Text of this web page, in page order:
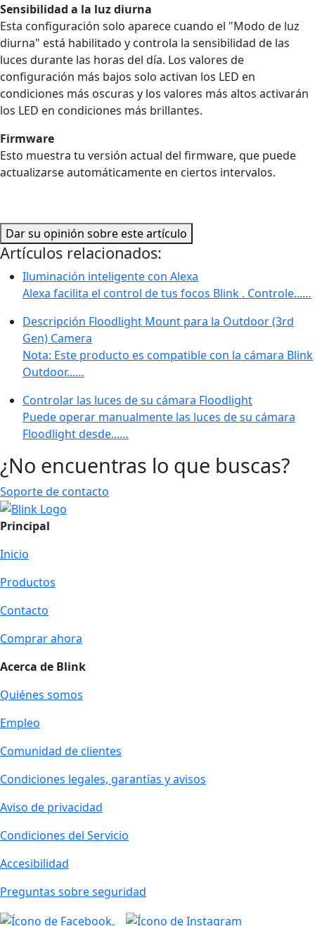
Sensibilidad a la luz diurna
Esta configuración solo aparece cuando el "Modo de luz
diurna" está habilitado y controla la sensibilidad de las
luces durante las horas del día. Los valores de
configuración más bajos solo activan los LED en
condiciones más oscuras y los valores más altos activarán
los LED en condiciones más brillantes.
Firmware
Esto muestra tu versión actual del firmware, que puede
actualizarse automáticamente en ciertos intervalos.
Dar su opinión sobre este artículo
Artículos relacionados:
Iluminación inteligente con Alexa
Alexa facilita el control de tus focos Blink . Controle...…
Descripción Floodlight Mount para la Outdoor (3rd
Gen) Camera
Nota: Este producto es compatible con la cámara Blink
Outdoor...…
Controlar las luces de su cámara Floodlight
Puede operar manualmente las luces de su cámara
Floodlight desde...…
¿No encuentras lo que buscas?
Soporte de contacto
Principal
Inicio
Productos
Contacto
Comprar ahora
Acerca de Blink
Quiénes somos
Empleo
Comunidad de clientes
Condiciones legales, garantías y avisos
Aviso de privacidad
Condiciones del Servicio
Accesibilidad
Preguntas sobre seguridad